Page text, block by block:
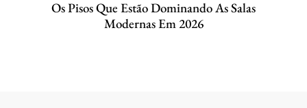
Os Pisos Que Estão Dominando As Salas
Modernas Em 2026